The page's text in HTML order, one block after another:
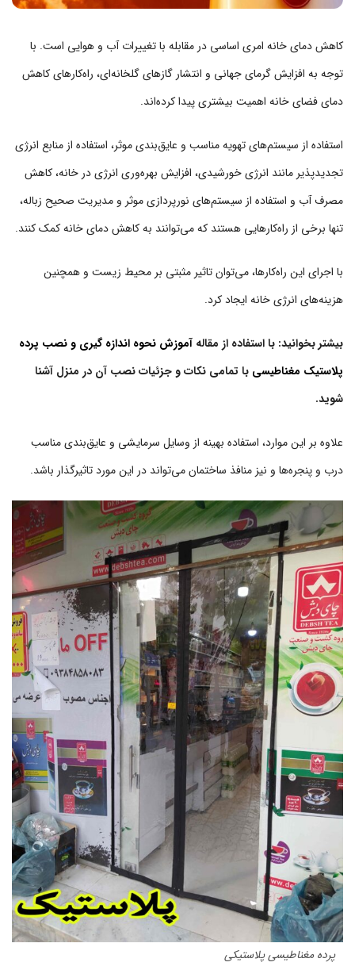
کاهش دمای خانه امری اساسی در مقابله با تغییرات آب و هوایی است. با
توجه به افزایش گرمای جهانی و انتشار گازهای گلخانه‌ای، راه‌کارهای کاهش
دمای فضای خانه اهمیت بیشتری پیدا کرده‌اند.
استفاده از سیستم‌های تهویه مناسب و عایق‌بندی موثر، استفاده از منابع انرژی
تجدیدپذیر مانند انرژی خورشیدی، افزایش بهره‌وری انرژی در خانه، کاهش
مصرف آب و استفاده از سیستم‌های نورپردازی موثر و مدیریت صحیح زباله،
تنها برخی از راه‌کارهایی هستند که می‌توانند به کاهش دمای خانه کمک کنند.
با اجرای این راه‌کارها، می‌توان تاثیر مثبتی بر محیط زیست و همچنین
هزینه‌های انرژی خانه ایجاد کرد.
بیشتر بخوانید: با استفاده از مقاله آموزش نحوه اندازه گیری و نصب پرده
پلاستیک مغناطیسی با تمامی نکات و جزئیات نصب آن در منزل آشنا
شوید.
علاوه بر این موارد، استفاده بهینه از وسایل سرمایشی و عایق‌بندی مناسب
درب‌ و پنجره‌ها و نیز منافذ ساختمان می‌تواند در این مورد تاثیرگذار باشد.
پرده مغناطیسی پلاستیکی